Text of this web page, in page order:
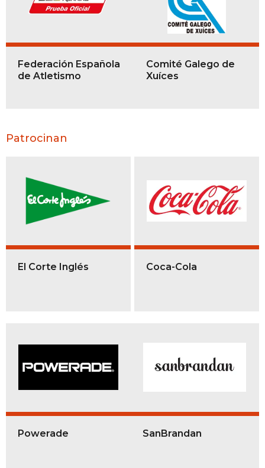
Federación Española
de Atletismo
Comité Galego de
Xuíces
Patrocinan
El Corte Inglés Coca-Cola
Powerade SanBrandan